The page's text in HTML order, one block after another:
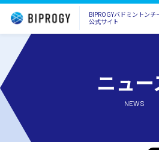
BIPROGYバドミントンチ
公式サイト
ニュー
NEWS